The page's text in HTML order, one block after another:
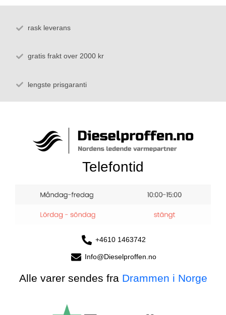
rask leverans
gratis frakt over 2000 kr
lengste prisgaranti
Telefontid
+4610 1463742
Info@Dieselproffen.no
Alle varer sendes fra Drammen i Norge